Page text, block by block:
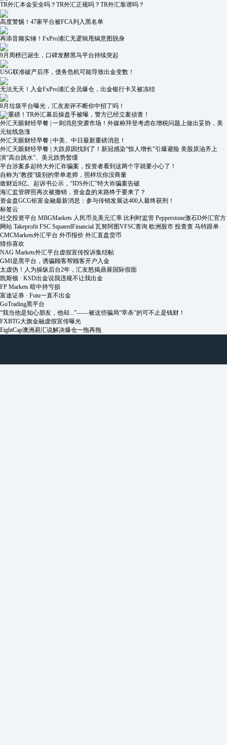
TR外汇本金安全吗？TR外汇正规吗？TR外汇靠谱吗？
高度警惕！47家平台被FCA列入黑名单
再添音频实锤！FxPro浦汇无逻辑甩锅意图脱身
9月周榜已诞生，口碑发酵黑马平台持续突起
USG联准破产后序，债务危机可能导致出金变数！
无法无天！入金FxPro浦汇全员爆仓，出金银行卡又被冻结
8月垃圾平台曝光，汇友差评不断你中招了吗！
重磅！TR外汇幕后操盘手被曝，警方已经立案侦查！
外汇天眼财经早餐 | 一则消息突袭市场！外媒称拜登考虑在增税问题上做出妥协，美
元短线急涨
外汇天眼财经早餐 | 中美、中日最新重磅消息！
外汇天眼财经早餐 | 大跌原因找到了！新冠感染“惊人增长”引爆避险 美股原油齐上
演“高台跳水”、美元跌势暂缓
平台涉案多起特大外汇诈骗案，投资者看到这两个字就要小心了！
自称为“教授”级别的带单老师，照样坑你没商量
敛财近8亿、起诉书公示，“IDS外汇”特大诈骗案告破
海汇监管牌照再次被撤销，资金盘的末路终于要来了？
资金盘GCG钜富金融最新消息：参与传销发展达400人最终获刑！
标签云
社交投资平台 MBGMarkets 人民币兑美元汇率 比利时监管 Pepperstone激石D外汇官方
网站 Takeprofit FSC SquaredFinancial 瓦努阿图VFSC查询 欧洲股市 投查查 马特跟单
CMCMarkets外汇平台 外币报价 外汇直盘货币
猜你喜欢
NAG Markets外汇平台虚假宣传投诉集结帖
GMI是黑平台，诱骗顾客帮顾客开户入金
太虚伪！人为操纵后台2年，汇友怒揭鼎展国际假面
凯斯顿 · KSD出金说我违规不让我出金
FP Markets 暗中持亏损
富途证券 · Futu一直不出金
GoTrading黑平台
​“我当他是知心朋友，他却...”——被这些骗局“宰杀”的可不止是钱财！
FXBTG大旗金融虚假宣传曝光
EightCap澳洲易汇说解决爆仓一拖再拖